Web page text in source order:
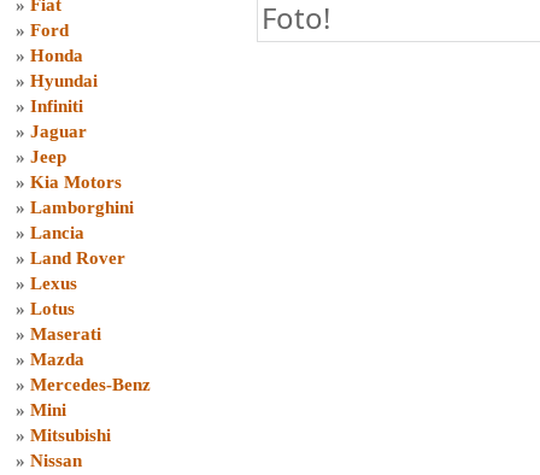
» Fiat
» Ford
» Honda
» Hyundai
» Infiniti
» Jaguar
» Jeep
» Kia Motors
» Lamborghini
» Lancia
» Land Rover
» Lexus
» Lotus
» Maserati
» Mazda
» Mercedes-Benz
» Mini
» Mitsubishi
» Nissan
Foto!